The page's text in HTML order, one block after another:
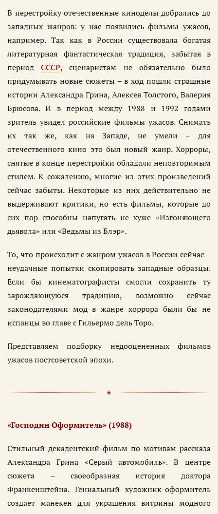
В перестройку отечественные киноделы добрались до
западных жанров: у нас появились фильмы ужасов,
например. Так как в России существовала богатая
литературная фантастическая традиция, забытая в
периодСССР, сценаристам не обязательно было
придумывать новые сюжеты – в ход пошли страшные
истории Александра Грина, Алексея Толстого, Валерия
Брюсова. И в период между 1988 и 1992 годами
зритель увидел российские фильмы ужасов. Снимать
их так же, как на Западе, не умели – для
отечественного кино это был новый жанр. Хорроры,
снятые в конце перестройки обладали неповторимым
стилем. К сожалению, многие из этих произведений
сейчас забыты. Некоторые из них действительно не
выдерживают критики, но есть фильмы, которые до
сих пор способны напугать не хуже «Изгоняющего
дьявола» или «Ведьмы из Блэр».
То, что происходит с жанром ужасов в России сейчас –
неудачные попытки скопировать западные образцы.
Если бы кинематографисты смогли сохранить ту
зарождающуюся традицию, возможно сейчас
законодателями мод в жанре хоррора были бы не
испанцы во главе с Гильермо дель Торо.
Представляем подборку недооцененных фильмов
ужасов постсоветской эпохи.
«Господин Оформитель» (1988)
Стильный декадентский фильм по мотивам рассказа
Александра Грина «Серый автомобиль». В центре
сюжета – своеобразная история доктора
Франкенштейна. Гениальный художник-оформитель
создает манекен для украшения витрины модного